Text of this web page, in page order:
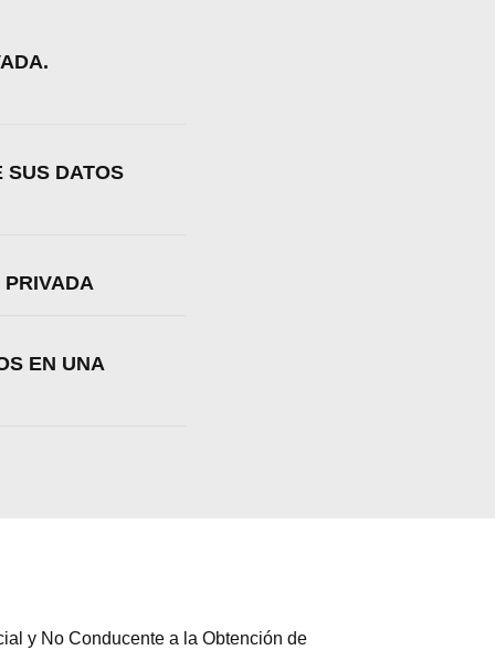
SUS DATOS
EN UNA
y No Conducente a la Obtención de